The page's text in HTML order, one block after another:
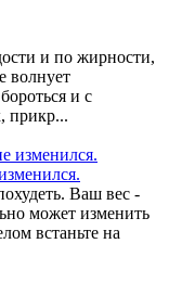
и по жирности,
волнует
и с
прикр...
Ваш вес -
может изменить
встаньте на